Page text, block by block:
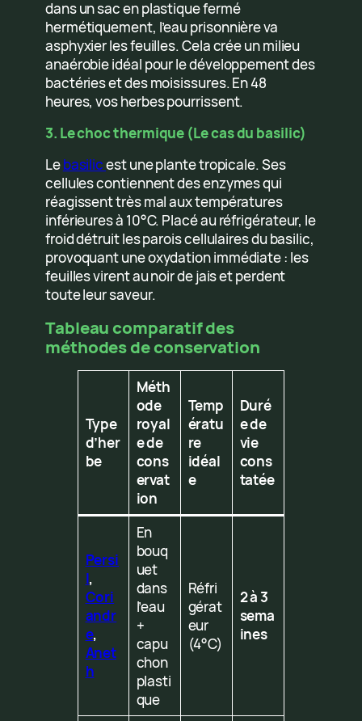
dans un sac en plastique fermé
hermétiquement, l’eau prisonnière va
asphyxier les feuilles. Cela crée un milieu
anaérobie idéal pour le développement des
bactéries et des moisissures. En 48
heures, vos herbes pourrissent.
3. Le choc thermique (Le cas du basilic)
Lebasilicest une plante tropicale. Ses
cellules contiennent des enzymes qui
réagissent très mal aux températures
inférieures à 10°C. Placé au réfrigérateur, le
froid détruit les parois cellulaires du basilic,
provoquant une oxydation immédiate : les
feuilles virent au noir de jais et perdent
toute leur saveur.
Tableau comparatif des
méthodes de conservation
Type
d’her
be
Méth
ode
royal
e de
cons
ervat
ion
Temp
ératu
re
idéal
e
Duré
e de
vie
cons
tatée
Persi
l,
Cori
andr
e,
Anet
h
En
bouq
uet
dans
l’eau
+
capu
chon
plasti
que
Réfri
gérat
eur
(4°C)
2 à 3
sema
ines